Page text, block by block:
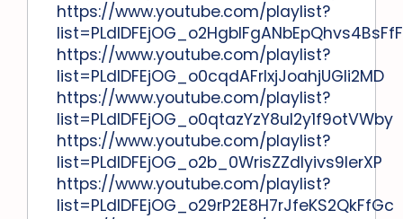
https://www.youtube.com/playlist?
list=PLdlDFEjOG_o2HgblFgANbEpQhvs4BsFfF
https://www.youtube.com/playlist?
list=PLdlDFEjOG_o0cqdAFrlxjJoahjUGli2MD
https://www.youtube.com/playlist?
list=PLdlDFEjOG_o0qtazYzY8uI2y1f9otVWby
https://www.youtube.com/playlist?
list=PLdlDFEjOG_o2b_0WrisZZdIyivs9lerXP
https://www.youtube.com/playlist?
list=PLdlDFEjOG_o29rP2E8H7rJfeKS2QkFfGc